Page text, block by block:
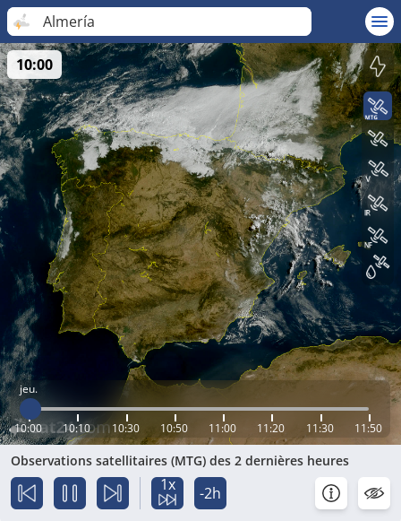
Almería
jeu.
10:00 10:10 10:30 10:50 11:00 11:20 11:30 11:50
10:00
Observations satellitaires (MTG) des 2 dernières heures
1x -2h